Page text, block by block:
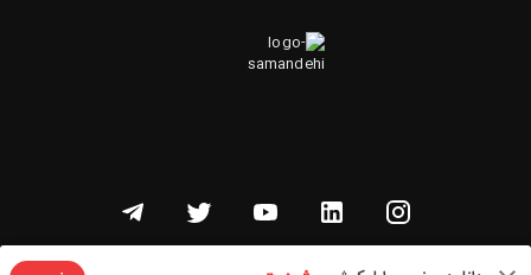
تمامی حقوق این وبسایت متعلق به شنوتو است